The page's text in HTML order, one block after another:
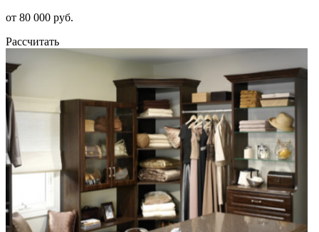
от 80 000 руб.
Рассчитать